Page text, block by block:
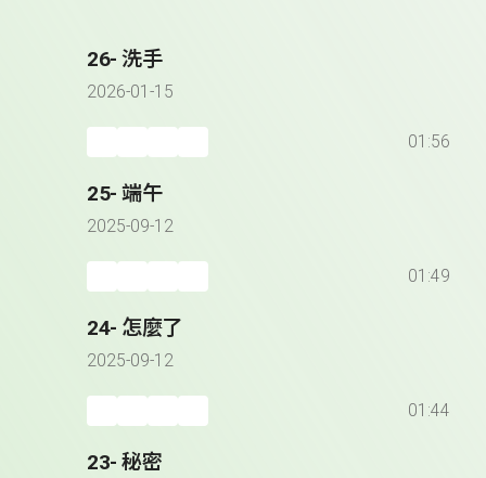
26- 洗手
2026-01-15
01:56
25- 端午
2025-09-12
01:49
24- 怎麼了
2025-09-12
01:44
23- 秘密